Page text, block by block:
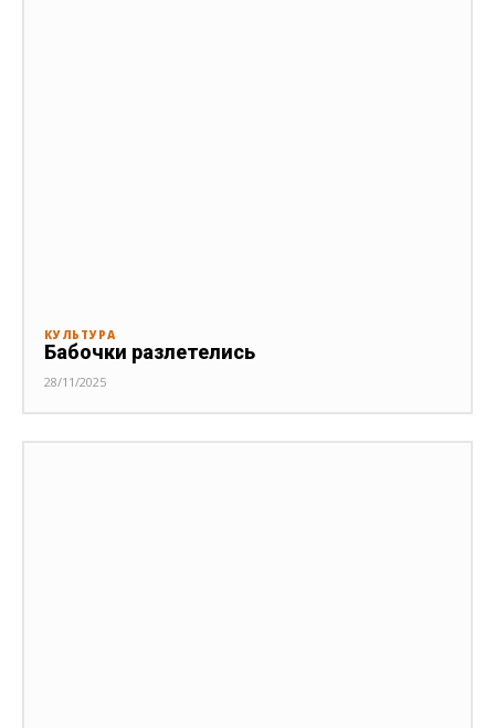
КУЛЬТУРА
Бабочки разлетелись
28/11/2025